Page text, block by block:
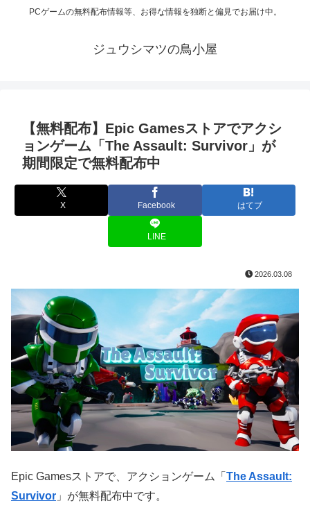
PCゲームの無料配布情報等、お得な情報を独断と偏見でお届け中。
ジュウシマツの鳥小屋
【無料配布】Epic Gamesストアでアクシ
ョンゲーム「The Assault: Survivor」が
期間限定で無料配布中
X Facebook はてブ
LINE
2026.03.08
Epic Gamesストアで、アクションゲーム「 The Assault:
Survivor 」が無料配布中です。